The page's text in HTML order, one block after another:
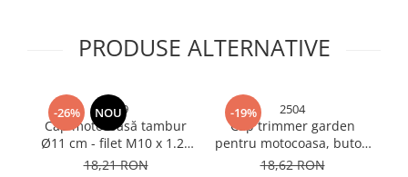
Accesorii corpuri de iluminat
Accesorii prize si intrerupatoare
Aplice fatada
Aplice si plafoniere
PRODUSE ALTERNATIVE
-26% NOU
2509
Cap motocoasă tambur
Ø11 cm - filet M10 x 1.25
stânga, ranforsat cu
18,21 RON
-19% 2504
Cap trimmer garden
pentru motocoasa, buton
aluminiu, AVI-2504
18,62 RON